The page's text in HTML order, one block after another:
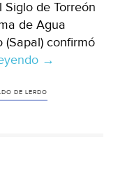
de Torreón
de Agua
(Sapal) confirmó
Durango:
Sapal
→
DE LERDO